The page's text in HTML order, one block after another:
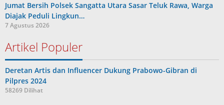
Jumat Bersih Polsek Sangatta Utara Sasar Teluk Rawa, Warga
Diajak Peduli Lingkun…
7 Agustus 2026
Artikel Populer
Deretan Artis dan Influencer Dukung Prabowo-Gibran di
Pilpres 2024
58269 Dilihat